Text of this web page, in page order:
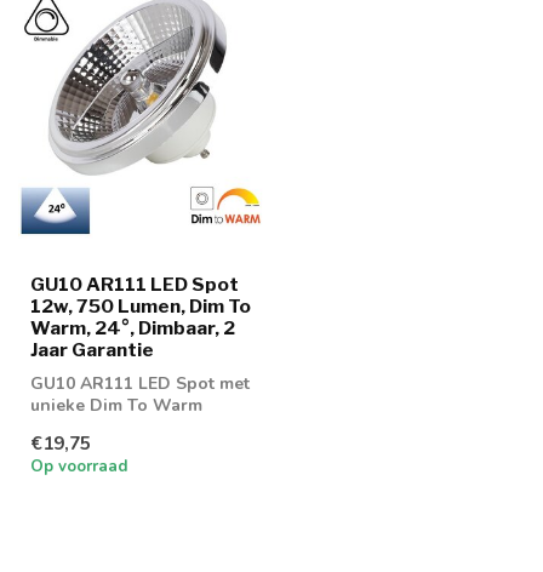
GU10 AR111 LED Spot
12w, 750 Lumen, Dim To
Warm, 24°, Dimbaar, 2
Jaar Garantie
GU10 AR111 LED Spot met
unieke Dim To Warm
€19,75
Op voorraad